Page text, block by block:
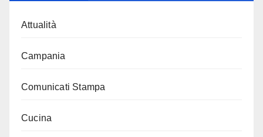
Attualità
Campania
Comunicati Stampa
Cucina